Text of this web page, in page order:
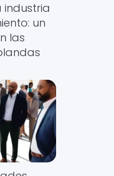
industria
un
las